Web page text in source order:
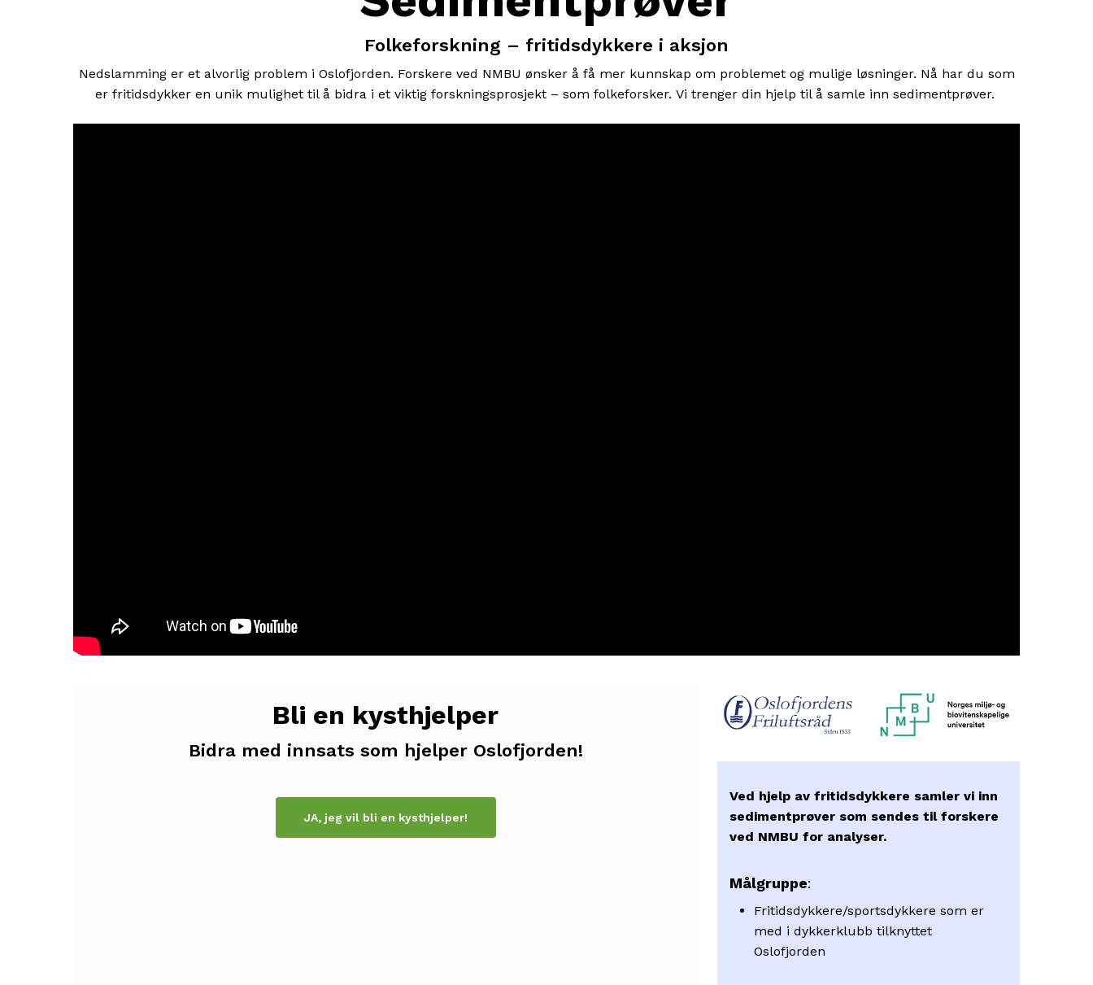
Folkeforskning – fritidsdykkere i aksjon
Nedslamming er et alvorlig problem i Oslofjorden. Forskere ved NMBU ønsker å få mer kunnskap om problemet og mulige løsninger. Nå har du som
er fritidsdykker en unik mulighet til å bidra i et viktig forskningsprosjekt – som folkeforsker. Vi trenger din hjelp til å samle inn sedimentprøver.
Bli en kysthjelper
Bidra med innsats som hjelper Oslofjorden!
JA, jeg vil bli en kysthjelper!
Ved hjelp av fritidsdykkere samler vi inn
sedimentprøversom sendes til forskere
ved NMBU for analyser.
Målgruppe:
Fritidsdykkere/sportsdykkere som er
med i dykkerklubb tilknyttet
Oslofjorden